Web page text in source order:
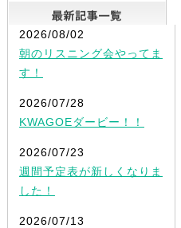
2026/08/02
朝のリスニング会やってま
す！
2026/07/28
KWAGOEダービー！！
2026/07/23
週間予定表が新しくなりま
した！
2026/07/13